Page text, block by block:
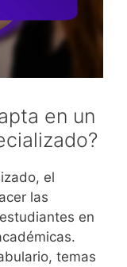
en un
el
las
en
temas